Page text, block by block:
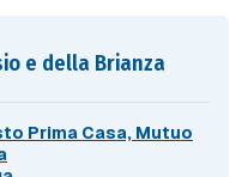
e della Brianza
Prima Casa, Mutuo